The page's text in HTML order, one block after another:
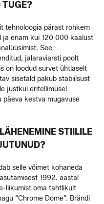
TUGE?
tehnoloogia pärast rohkem
ja enam kui 120 000 kaalust
See
jalaraviarsti poolt
on loodud survet ühtlaselt
sisetald pakub stabiilsust
justkui eritellimusel
päeva kestva mugavuse
STIILILE
selle võimet kohaneda
1992. aastal
liikumist oma tahtlikult
“Chrome Dome”. Brändi